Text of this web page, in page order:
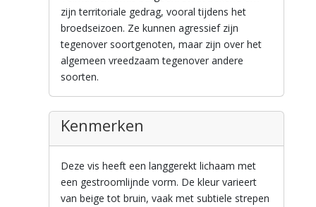
zijn territoriale gedrag, vooral tijdens het
broedseizoen. Ze kunnen agressief zijn
tegenover soortgenoten, maar zijn over het
algemeen vreedzaam tegenover andere
soorten.
Kenmerken
Deze vis heeft een langgerekt lichaam met
een gestroomlijnde vorm. De kleur varieert
van beige tot bruin, vaak met subtiele strepen